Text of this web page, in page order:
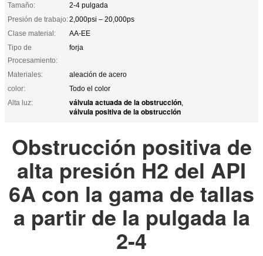
Tamaño:
2-4 pulgada
Presión de trabajo:2,000psi – 20,000ps
Clase material:
AA-EE
Tipo de
Procesamiento:
forja
Materiales:
aleación de acero
color:
Todo el color
Alta luz:
válvula actuada de la obstrucción,
válvula positiva de la obstrucción
Obstrucción positiva de
alta presión H2 del API
6A con la gama de tallas
a partir de la pulgada la
2-4